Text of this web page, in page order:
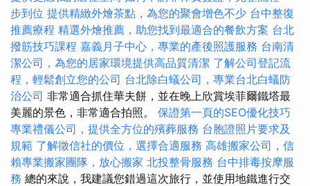
步到位 提供精緻外燴茶點，為您的聚會增色不少 台中整復
推薦療程 精選外燴推薦，助您找到最適合的餐飲方案 台北
撥筋技巧課程 嘉義月子中心，專業的產後照護服務 台南清
潔公司，為您的居家環境提供高品質清潔 了解公司登記流
程，輕鬆創立您的公司 台北除白蟻公司，專業台北白蟻防
治公司 非常適合抓住華夫餅，並在晚上欣賞埃菲爾鐵塔最
美麗的景色，非常適合拍照。 保證第一頁的SEO優化技巧
專業禮儀公司，提供全方位的殯葬服務 台胞證照片要求及
規範 了解徵信社的價位，選擇合適服務 高雄搬家公司，信
賴專業搬家團隊，放心搬家 北投整骨服務 台中排毒按摩服
務 總的來說，我建議您錯過這次旅行，並使用地鐵進行交